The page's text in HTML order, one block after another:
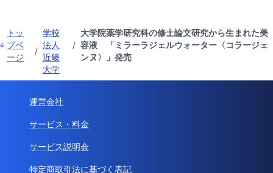
トッ
プペ
ージ
/
学校
法人
近畿
大学
/
大学院薬学研究科の修士論文研究から生まれた美
容液 「ミラーラジェルウォーター〈コラージェ
ンヌ〉」発売
運営会社
サービス・料金
サービス説明会
特定商取引法に基づく表記